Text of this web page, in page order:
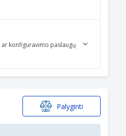
konfiguravimo paslaugų
Palyginti